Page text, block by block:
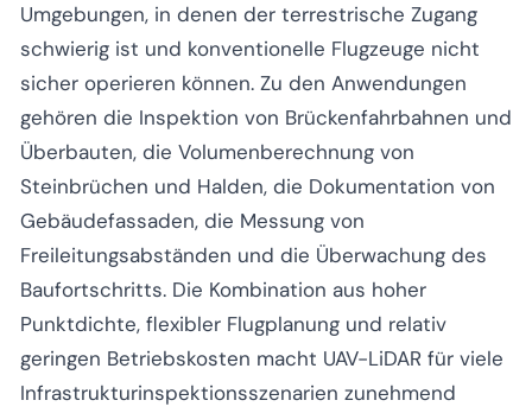
Umgebungen, in denen der terrestrische Zugang
schwierig ist und konventionelle Flugzeuge nicht
sicher operieren können. Zu den Anwendungen
gehören die Inspektion von Brückenfahrbahnen und
Überbauten, die Volumenberechnung von
Steinbrüchen und Halden, die Dokumentation von
Gebäudefassaden, die Messung von
Freileitungsabständen und die Überwachung des
Baufortschritts. Die Kombination aus hoher
Punktdichte, flexibler Flugplanung und relativ
geringen Betriebskosten macht UAV-LiDAR für viele
Infrastrukturinspektionsszenarien zunehmend